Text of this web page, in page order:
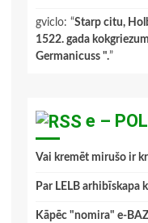
gviclo: “Starp citu,
1522. gada
Germanicuss ".”
e –
Vai kremēt mirušo ir
Par LELB arhibīskapa
Kāpēc "nomira" e-